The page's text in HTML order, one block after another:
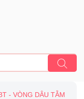
- VÒNG DÂU TẰM